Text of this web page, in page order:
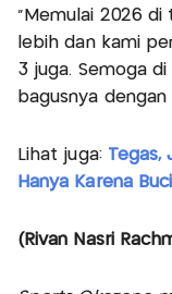
"Memulai 2026
lebih dan kami
3 juga. Semoga
bagusnya
Lihat juga: Tegas,
Hanya Karena
(Rivan Nasri